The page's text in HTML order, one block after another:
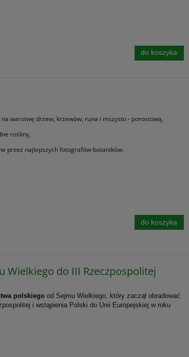
do koszyka
warstwę drzew, krzewów, runa i mszysto - porostową,
rośliny,
przez najlepszych fotografów-botaników.
do koszyka
Wielkiego do III Rzeczpospolitej
polskiego od Sejmu Wielkiego, który zaczął obradować
i wstąpienia Polski do Unii Europejskiej w roku